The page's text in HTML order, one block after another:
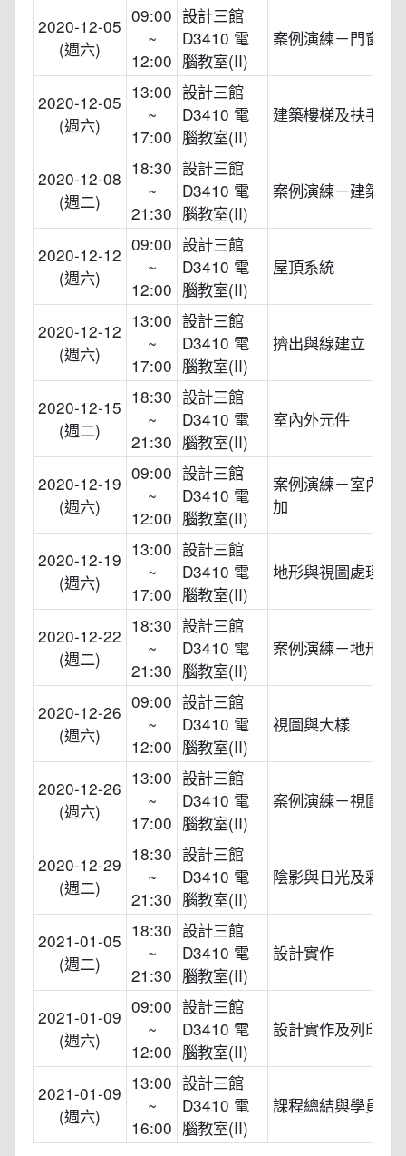
2020-12-05
(週六)
09:00
~
12:00
設計三館
D3410 電
腦教室(II)
案例演練－門窗
2020-12-05
(週六)
13:00
~
17:00
設計三館
D3410 電
腦教室(II)
建築樓梯及扶手之
2020-12-08
(週二)
18:30
~
21:30
設計三館
D3410 電
腦教室(II)
案例演練－建築樓
2020-12-12
(週六)
09:00
~
12:00
設計三館
D3410 電
腦教室(II)
屋頂系統
2020-12-12
(週六)
13:00
~
17:00
設計三館
D3410 電
腦教室(II)
擠出與線建立
2020-12-15
(週二)
18:30
~
21:30
設計三館
D3410 電
腦教室(II)
室內外元件
2020-12-19
(週六)
09:00
~
12:00
設計三館
D3410 電
腦教室(II)
案例演練－室內外
加
2020-12-19
(週六)
13:00
~
17:00
設計三館
D3410 電
腦教室(II)
地形與視圖處理
2020-12-22
(週二)
18:30
~
21:30
設計三館
D3410 電
腦教室(II)
案例演練－地形與
2020-12-26
(週六)
09:00
~
12:00
設計三館
D3410 電
腦教室(II)
視圖與大樣
2020-12-26
(週六)
13:00
~
17:00
設計三館
D3410 電
腦教室(II)
案例演練－視圖與
2020-12-29
(週二)
18:30
~
21:30
設計三館
D3410 電
腦教室(II)
陰影與日光及彩線
2021-01-05
(週二)
18:30
~
21:30
設計三館
D3410 電
腦教室(II)
設計實作
2021-01-09
(週六)
09:00
~
12:00
設計三館
D3410 電
腦教室(II)
設計實作及列印
2021-01-09
(週六)
13:00
~
16:00
設計三館
D3410 電
腦教室(II)
課程總結與學員作